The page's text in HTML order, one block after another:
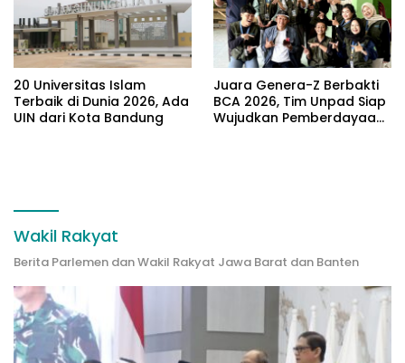
20 Universitas Islam
Terbaik di Dunia 2026, Ada
UIN dari Kota Bandung
Juara Genera-Z Berbakti
BCA 2026, Tim Unpad Siap
Wujudkan Pemberdayaan
Wakil Rakyat
Berita Parlemen dan Wakil Rakyat Jawa Barat dan Banten